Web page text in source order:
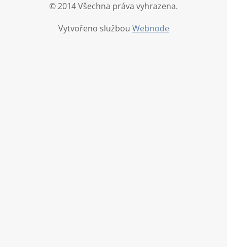
© 2014 Všechna práva vyhrazena.
Vytvořeno službou Webnode